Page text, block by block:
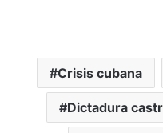
Crisis cubana
Dictadura